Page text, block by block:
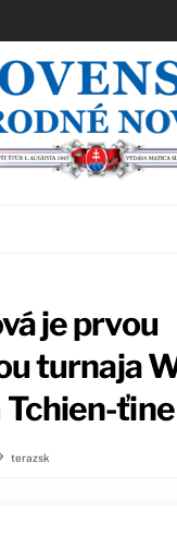
je prvou
turnaja
ťine
terazsk